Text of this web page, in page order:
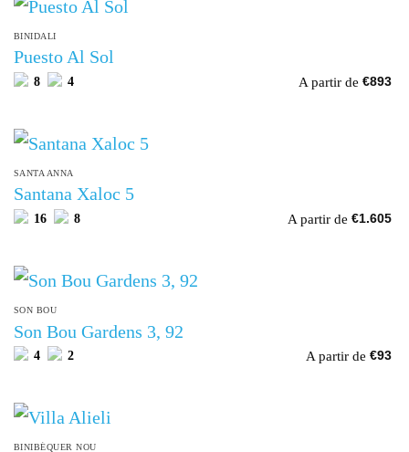
BINIDALI
Puesto Al Sol
8 4 A partir de €893
SANTA ANNA
Santana Xaloc 5
16 8 A partir de €1.605
SON BOU
Son Bou Gardens 3, 92
4 2 A partir de €93
BINIBÉQUER NOU